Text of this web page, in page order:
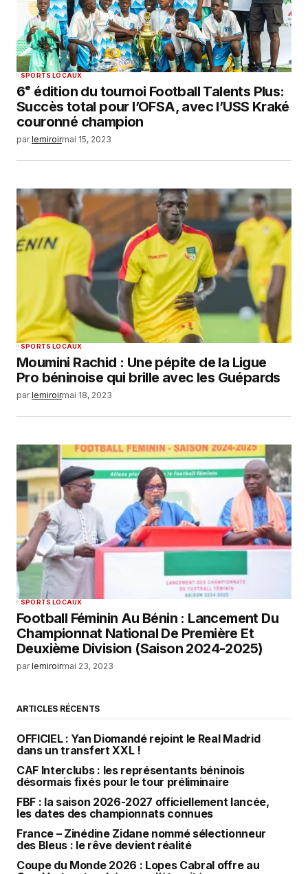
SPORTS LOCAUX
6ᵉ édition du tournoi Football Talents Plus:
Succès total pour l’OFSA, avec l’USS Kraké
couronné champion
par lemiroirmai 15, 2023
SPORTS LOCAUX
Moumini Rachid : Une pépite de la Ligue
Pro béninoise qui brille avec les Guépards
par lemiroirmai 18, 2023
SPORTS LOCAUX
Football Féminin Au Bénin : Lancement Du
Championnat National De Première Et
Deuxième Division (Saison 2024-2025)
par lemiroirmai 23, 2023
ARTICLES RÉCENTS
OFFICIEL : Yan Diomandé rejoint le Real Madrid
dans un transfert XXL !
CAF Interclubs : les représentants béninois
désormais fixés pour le tour préliminaire
FBF : la saison 2026-2027 officiellement lancée,
les dates des championnats connues
France – Zinédine Zidane nommé sélectionneur
des Bleus : le rêve devient réalité
Coupe du Monde 2026 : Lopes Cabral offre au